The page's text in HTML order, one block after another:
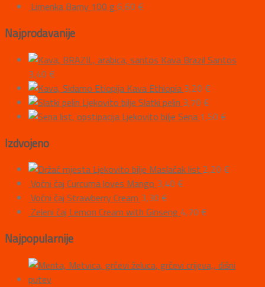
Limenka Barny 100 g 6,60 €
Najprodavanije
Kava Brazil Santos
3,40 €
Kava Ethiopia 3,20 €
Ljekovito bilje Slatki pelin 3,70 €
Ljekovito bilje Sena 1,50 €
Izdvojeno
Ljekovito bilje Maslačak list 2,20 €
Voćni čaj Curcuma loves Mango 3,40 €
Voćni čaj Strawberry Cream 3,30 €
Zeleni čaj Lemon Cream with Ginseng 4,70 €
Najpopularnije